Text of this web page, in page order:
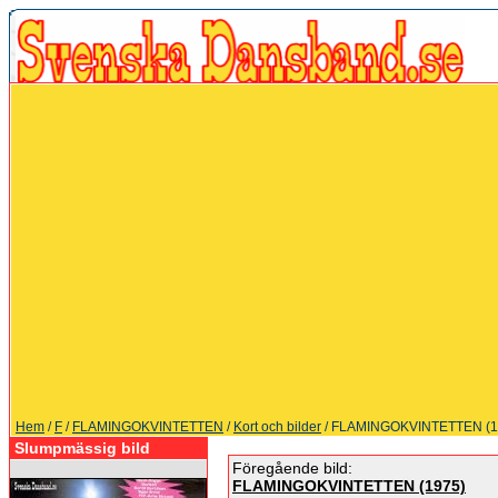
Hem / F / FLAMINGOKVINTETTEN / Kort och bilder / FLAMINGOKVINTETTEN
Slumpmässig bild
Föregående bild:
FLAMINGOKVINTETTEN (1975)